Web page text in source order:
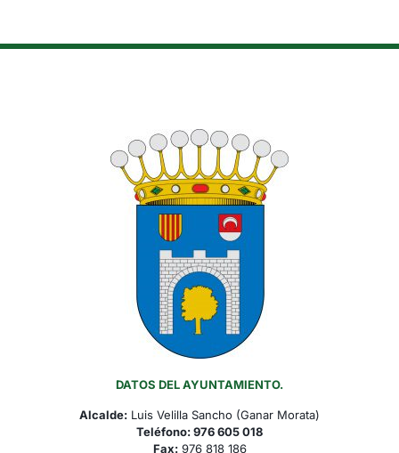
DATOS DEL AYUNTAMIENTO.
Alcalde: Luis Velilla Sancho (Ganar Morata)
Teléfono:976 605 018
Fax:976 818 186